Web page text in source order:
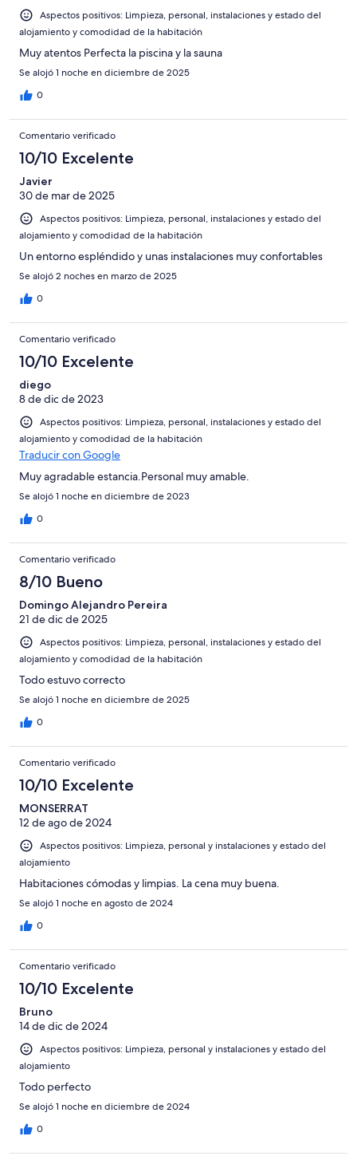
Aspectos positivos: Limpieza, personal, instalaciones y estado del
alojamiento y comodidad de la habitación
Muy atentos Perfecta la piscina y la sauna
Se alojó 1 noche en diciembre de 2025
0
Comentario verificado
10/10 Excelente
Javier
30 de mar de 2025
Aspectos positivos: Limpieza, personal, instalaciones y estado del
alojamiento y comodidad de la habitación
Un entorno espléndido y unas instalaciones muy confortables
Se alojó 2 noches en marzo de 2025
0
Comentario verificado
10/10 Excelente
diego
8 de dic de 2023
Aspectos positivos: Limpieza, personal, instalaciones y estado del
alojamiento y comodidad de la habitación
Traducir con Google
Muy agradable estancia.Personal muy amable.
Se alojó 1 noche en diciembre de 2023
0
Comentario verificado
8/10 Bueno
Domingo Alejandro Pereira
21 de dic de 2025
Aspectos positivos: Limpieza, personal, instalaciones y estado del
alojamiento y comodidad de la habitación
Todo estuvo correcto
Se alojó 1 noche en diciembre de 2025
0
Comentario verificado
10/10 Excelente
MONSERRAT
12 de ago de 2024
Aspectos positivos: Limpieza, personal y instalaciones y estado del
alojamiento
Habitaciones cómodas y limpias. La cena muy buena.
Se alojó 1 noche en agosto de 2024
0
Comentario verificado
10/10 Excelente
Bruno
14 de dic de 2024
Aspectos positivos: Limpieza, personal y instalaciones y estado del
alojamiento
Todo perfecto
Se alojó 1 noche en diciembre de 2024
0